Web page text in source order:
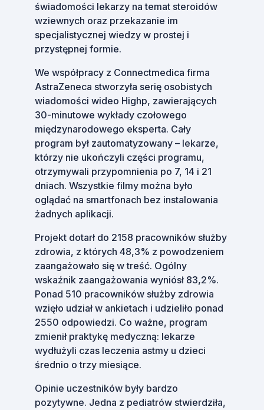
świadomości lekarzy na temat steroidów
wziewnych oraz przekazanie im
specjalistycznej wiedzy w prostej i
przystępnej formie.
We współpracy z Connectmedica firma
AstraZeneca stworzyła serię osobistych
wiadomości wideo Highp, zawierających
30-minutowe wykłady czołowego
międzynarodowego eksperta. Cały
program był zautomatyzowany – lekarze,
którzy nie ukończyli części programu,
otrzymywali przypomnienia po 7, 14 i 21
dniach. Wszystkie filmy można było
oglądać na smartfonach bez instalowania
żadnych aplikacji.
Projekt dotarł do 2158 pracowników służby
zdrowia, z których 48,3% z powodzeniem
zaangażowało się w treść. Ogólny
wskaźnik zaangażowania wyniósł 83,2%.
Ponad 510 pracowników służby zdrowia
wzięło udział w ankietach i udzieliło ponad
2550 odpowiedzi. Co ważne, program
zmienił praktykę medyczną: lekarze
wydłużyli czas leczenia astmy u dzieci
średnio o trzy miesiące.
Opinie uczestników były bardzo
pozytywne. Jedna z pediatrów stwierdziła,